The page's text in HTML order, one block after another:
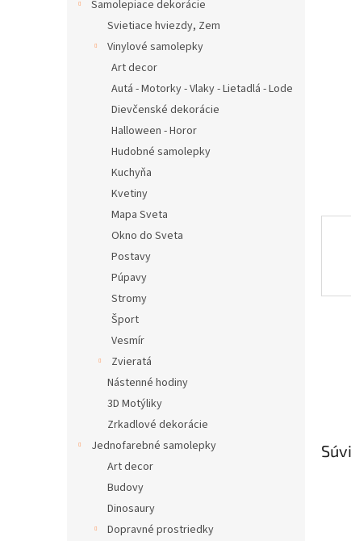
Samolepiace dekorácie
Svietiace hviezdy, Zem
Vinylové samolepky
Art decor
Autá - Motorky - Vlaky - Lietadlá - Lode
Dievčenské dekorácie
Halloween - Horor
Hudobné samolepky
Kuchyňa
Kvetiny
Mapa Sveta
Okno do Sveta
Postavy
Púpavy
Stromy
Šport
Vesmír
Zvieratá
Nástenné hodiny
3D Motýliky
Zrkadlové dekorácie
Jednofarebné samolepky
Art decor
Budovy
Dinosaury
Dopravné prostriedky